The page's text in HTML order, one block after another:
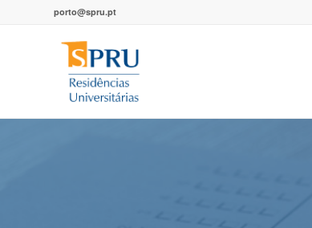
porto@spru.pt